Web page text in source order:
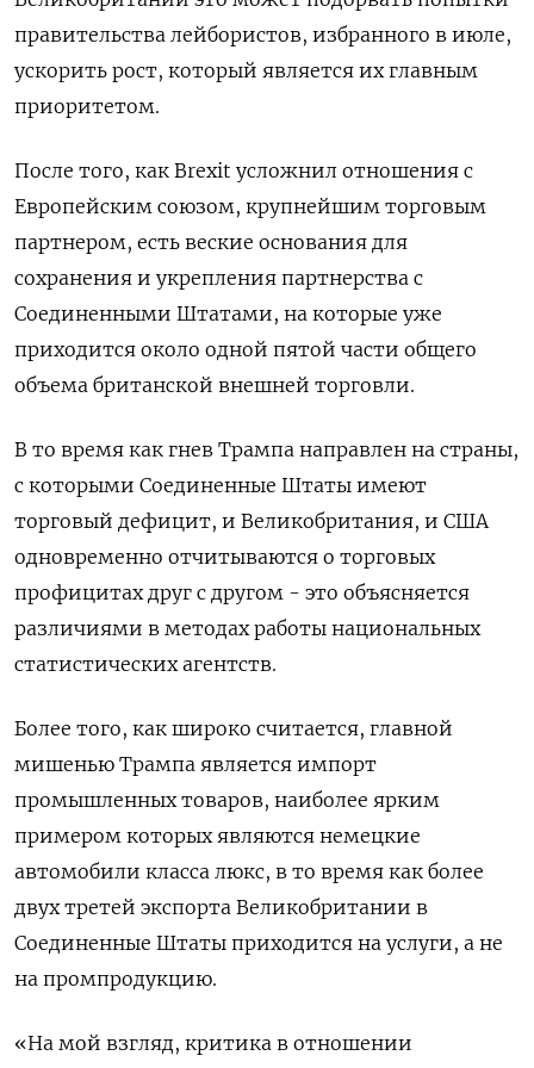
правительства лейбористов, избранного в июле,
ускорить рост, который является их главным
приоритетом.
После того, как Brexit усложнил отношения с
Европейским союзом, крупнейшим торговым
партнером, есть веские основания для
сохранения и укрепления партнерства с
Соединенными Штатами, на которые уже
приходится около одной пятой части общего
объема британской внешней торговли.
В то время как гнев Трампа направлен на страны,
с которыми Соединенные Штаты имеют
торговый дефицит, и Великобритания, и США
одновременно отчитываются о торговых
профицитах друг с другом - это объясняется
различиями в методах работы национальных
статистических агентств.
Более того, как широко считается, главной
мишенью Трампа является импорт
промышленных товаров, наиболее ярким
примером которых являются немецкие
автомобили класса люкс, в то время как более
двух третей экспорта Великобритании в
Соединенные Штаты приходится на услуги, а не
на промпродукцию.
«На мой взгляд, критика в отношении